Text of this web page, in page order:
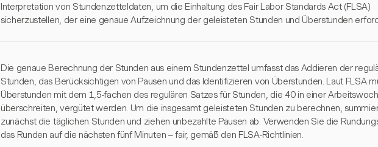
Interpretation von Stundenzetteldaten, um die Einhaltung des Fair Labor Standards Act (FLSA)
sicherzustellen, der eine genaue Aufzeichnung der geleisteten Stunden und Überstunden
Die genaue Berechnung der Stunden aus einem Stundenzettel umfasst das Addieren der
Stunden, das Berücksichtigen von Pausen und das Identifizieren von Überstunden. Laut FLSA
Überstunden mit dem 1,5-fachen des regulären Satzes für Stunden, die 40 in einer
überschreiten, vergütet werden. Um die insgesamt geleisteten Stunden zu berechnen,
zunächst die täglichen Stunden und ziehen unbezahlte Pausen ab. Verwenden Sie die
das Runden auf die nächsten fünf Minuten – fair, gemäß den FLSA-Richtlinien.